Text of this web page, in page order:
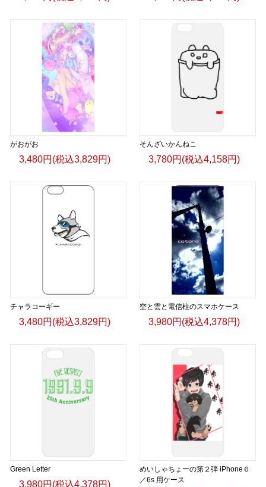
がおがお
3,480円(税込3,829円)
そんざいかんねこ
3,780円(税込4,158円)
チャラコーギー
3,480円(税込3,829円)
空と雲と電信柱のスマホケース
3,980円(税込4,378円)
Green Letter
3,980円(税込4,378円)
めいしゃちょーの第２弾 iPhone６
／6s 用ケース